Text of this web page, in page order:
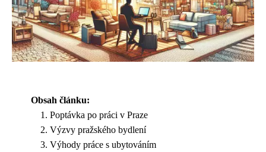
Obsah článku:
Poptávka po práci v Praze
Výzvy pražského bydlení
Výhody práce s ubytováním